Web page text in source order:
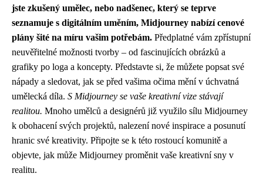
jste zkušený umělec, nebo nadšenec, který se teprve
seznamuje s digitálním uměním, Midjourney nabízí cenové
plány šité na míru vašim potřebám. Předplatné vám zpřístupní
neuvěřitelné možnosti tvorby – od fascinujících obrázků a
grafiky po loga a koncepty. Představte si, že můžete popsat své
nápady a sledovat, jak se před vašima očima mění v úchvatná
umělecká díla. S Midjourney se vaše kreativní vize stávají
realitou. Mnoho umělců a designérů již využilo sílu Midjourney
k obohacení svých projektů, nalezení nové inspirace a posunutí
hranic své kreativity. Připojte se k této rostoucí komunitě a
objevte, jak může Midjourney proměnit vaše kreativní sny v
realitu.